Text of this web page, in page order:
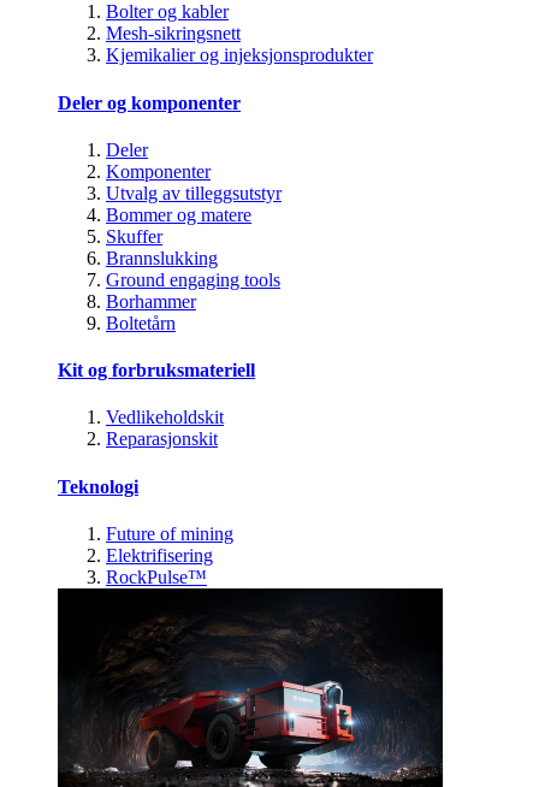
Bolter og kabler
Mesh-sikringsnett
Kjemikalier og injeksjonsprodukter
Deler og komponenter
Deler
Komponenter
Utvalg av tilleggsutstyr
Bommer og matere
Skuffer
Brannslukking
Ground engaging tools
Borhammer
Boltetårn
Kit og forbruksmateriell
Vedlikeholdskit
Reparasjonskit
Teknologi
Future of mining
Elektrifisering
RockPulse™